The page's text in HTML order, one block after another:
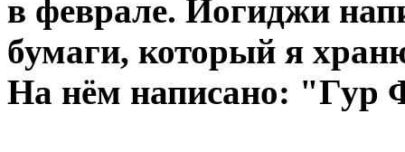
в феврале. Йогиджи
бумаги, который я
На нём написано: "Гур